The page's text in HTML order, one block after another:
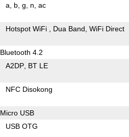
a b g n ac
Hotspot WiFi Dua Band WiFi Direct
Bluetooth 4.2
A2DP BT LE
NFC Disokong
Micro USB
USB OTG